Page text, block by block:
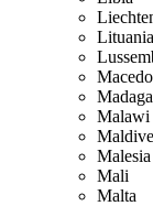
Lituania
Malawi
Maldive
Malesia
Mali
Malta